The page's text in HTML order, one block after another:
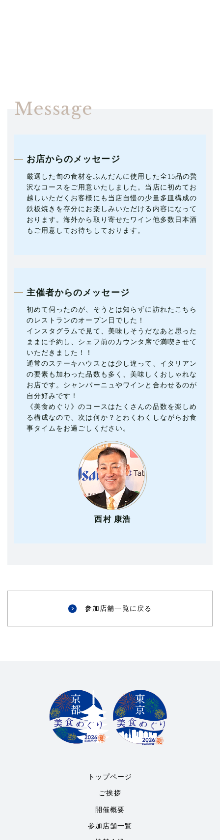
Message
お店からのメッセージ
厳選した旬の食材をふんだんに使用した全15品の贅
沢なコースをご用意いたしました。当店に初めてお
越しいただくお客様にも当店自慢の少量多皿構成の
鉄板焼きを存分にお楽しみいただける内容になって
おります。海外から取り寄せたワイン他多数日本酒
もご用意してお待ちしております。
主催者からのメッセージ
初めて伺ったのが、そうとは知らずに訪れたこちら
のレストランのオープン日でした！
インスタグラムで見て、美味しそうだなあと思った
ままに予約し、シェフ前のカウンタ席で満喫させて
いただきました！！
通常のステーキハウスとは少し違って、イタリアン
の要素も加わった品数も多く、美味しくおしゃれな
お店です。シャンパーニュやワインと合わせるのが
自分好みです！
《美食めぐり》のコースはたくさんの品数を楽しめ
る構成なので、次は何か？とわくわくしながらお食
事タイムをお過ごしください。
西村 康浩
参加店舗一覧に戻る
トップページ
ご挨拶
開催概要
参加店舗一覧